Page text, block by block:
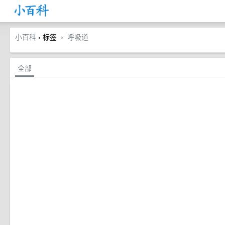
小百科 › 标签 › 呼吸道
全部